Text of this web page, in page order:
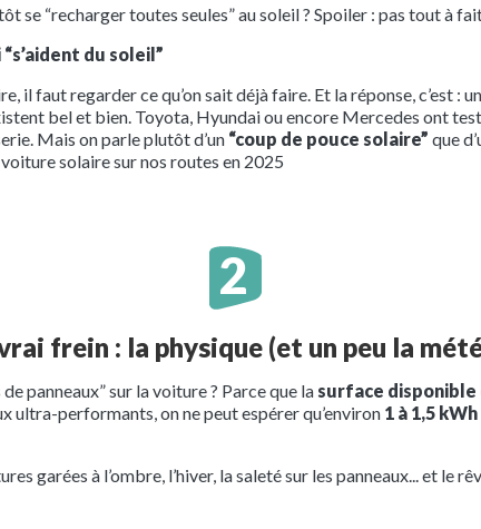
se “recharger toutes seules” au soleil ? Spoiler : pas tout à
du soleil”
il faut regarder ce qu’on sait déjà faire. Et la réponse, c’est :
bel et bien. Toyota, Hyundai ou encore Mercedes ont
Mais on parle plutôt d’un “coup de pouce solaire” que
solaire sur nos routes en 2025
frein : la physique (et un peu la
panneaux” sur la voiture ? Parce que la surface disponible
ultra-performants, on ne peut espérer qu’environ 1 à 1,5
garées à l’ombre, l’hiver, la saleté sur les panneaux... et le